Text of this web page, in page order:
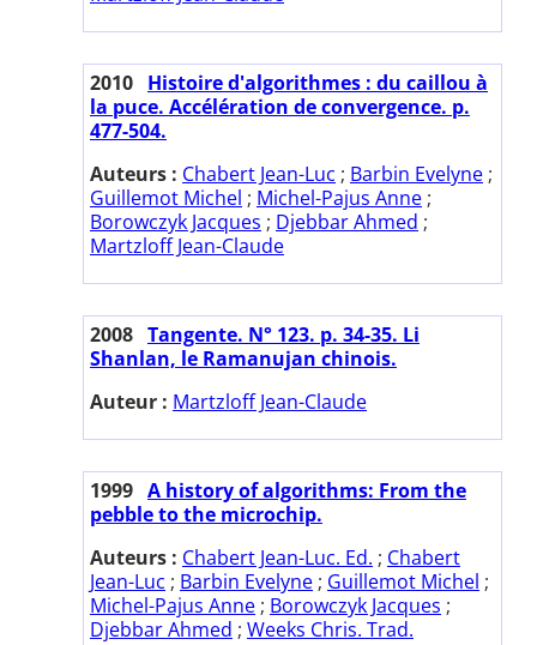
2010 Histoire d'algorithmes : du caillou à
la puce. Accélération de convergence. p.
477-504.
Auteurs : Chabert Jean-Luc ; Barbin Evelyne ;
Guillemot Michel ; Michel-Pajus Anne ;
Borowczyk Jacques ; Djebbar Ahmed ;
Martzloff Jean-Claude
2008 Tangente. N° 123. p. 34-35. Li
Shanlan, le Ramanujan chinois.
Auteur : Martzloff Jean-Claude
1999 A history of algorithms: From the
pebble to the microchip.
Auteurs : Chabert Jean-Luc. Ed. ; Chabert
Jean-Luc ; Barbin Evelyne ; Guillemot Michel ;
Michel-Pajus Anne ; Borowczyk Jacques ;
Djebbar Ahmed ; Weeks Chris. Trad.